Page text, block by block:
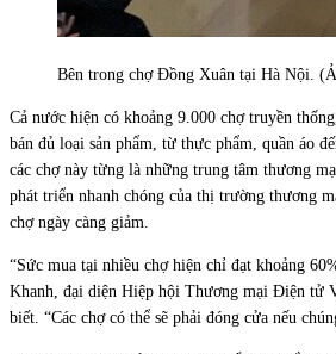
Bên trong chợ Đồng Xuân tại Hà Nội.
Cả nước hiện có khoảng 9.000 chợ truyền
bán đủ loại sản phẩm, từ thực phẩm, quần áo
các chợ này từng là những trung tâm thương
phát triển nhanh chóng của thị trường thương
chợ ngày càng giảm.
“Sức mua tại nhiều chợ hiện chỉ đạt khoảng
Khanh, đại diện Hiệp hội Thương mại Điện tử
biết. “Các chợ có thể sẽ phải đóng cửa nếu